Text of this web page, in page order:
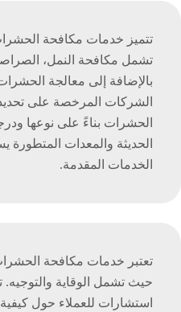
تتميز خدمات مكافحة
تشمل مكافحة النمل،
بالإضافة إلى معالجة
الشركات المرخصة على
الحشرات بناءً على نوعها
الحديثة والمعدات المتطورة
الخدمات المقدمة.
تعتبر خدمات مكافحة
حيث تشمل الوقاية
استشارات للعملاء حول